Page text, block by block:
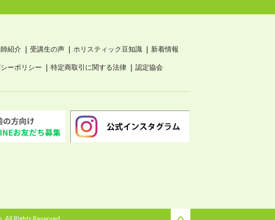
紹介 受講生の声 ホリスティック豆知識 新着情報
ーポリシー 特定商取引に関する法律 認定協会